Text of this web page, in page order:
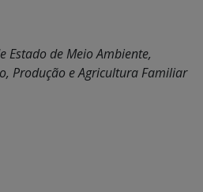
Estado de Meio Ambiente,
Produção e Agricultura Familiar